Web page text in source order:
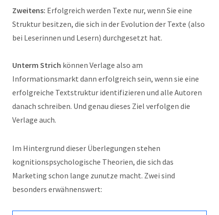
Zweitens: Erfolgreich werden Texte nur, wenn Sie eine
Struktur besitzen, die sich in der Evolution der Texte (also
bei Leserinnen und Lesern) durchgesetzt hat.
Unterm Strich können Verlage also am
Informationsmarkt dann erfolgreich sein, wenn sie eine
erfolgreiche Textstruktur identifizieren und alle Autoren
danach schreiben. Und genau dieses Ziel verfolgen die
Verlage auch.
Im Hintergrund dieser Überlegungen stehen
kognitionspsychologische Theorien, die sich das
Marketing schon lange zunutze macht. Zwei sind
besonders erwähnenswert: